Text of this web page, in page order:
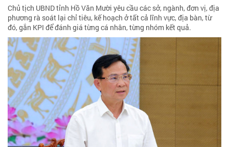
Chủ tịch UBND tỉnh Hồ Văn Mười yêu cầu các sở, ngành, đơn vị, địa
phương rà soát lại chỉ tiêu, kế hoạch ở tất cả lĩnh vực, địa bàn, từ
đó, gắn KPI để đánh giá từng cá nhân, từng nhóm kết quả.